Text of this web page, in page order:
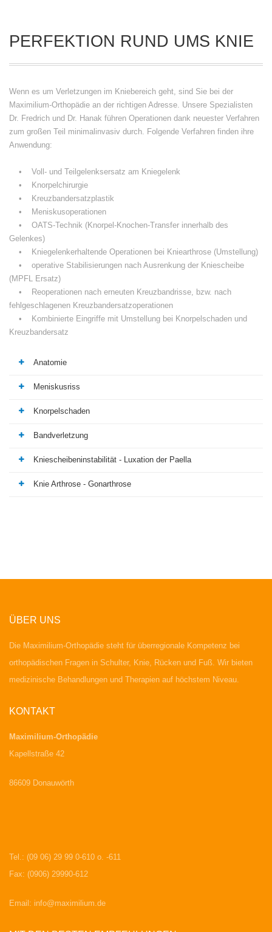
PERFEKTION RUND UMS KNIE
Wenn es um Verletzungen im Kniebereich geht, sind Sie bei der
Maximilium-Orthopädie an der richtigen Adresse. Unsere Spezialisten
Dr. Fredrich und Dr. Hanak führen Operationen dank neuester Verfahren
zum großen Teil minimalinvasiv durch. Folgende Verfahren finden ihre
Anwendung:
• Voll- und Teilgelenksersatz am Kniegelenk
• Knorpelchirurgie
• Kreuzbandersatzplastik
• Meniskusoperationen
• OATS-Technik (Knorpel-Knochen-Transfer innerhalb des
Gelenkes)
• Kniegelenkerhaltende Operationen bei Kniearthrose (Umstellung)
• operative Stabilisierungen nach Ausrenkung der Kniescheibe
(MPFL Ersatz)
• Reoperationen nach erneuten Kreuzbandrisse, bzw. nach
fehlgeschlagenen Kreuzbandersatzoperationen
• Kombinierte Eingriffe mit Umstellung bei Knorpelschaden und
Kreuzbandersatz
Anatomie
Meniskusriss
Knorpelschaden
Bandverletzung
Kniescheibeninstabilität - Luxation der Paella
Knie Arthrose - Gonarthrose
ÜBER UNS
Die Maximilium-Orthopädie steht für überregionale Kompetenz bei
orthopädischen Fragen in Schulter, Knie, Rücken und Fuß. Wir bieten
medizinische Behandlungen und Therapien auf höchstem Niveau.
KONTAKT
Maximilium-Orthopädie
Kapellstraße 42
86609 Donauwörth
Tel.: (09 06) 29 99 0-610 o. -611
Fax: (0906) 29990-612
Email: info@maximilium.de